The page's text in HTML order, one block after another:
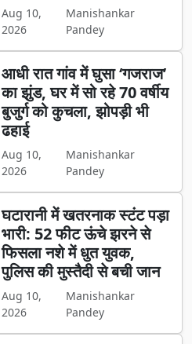
Aug 10,
2026
Manishankar
Pandey
आधी रात गांव में घुसा ‘गजराज’
का झुंड, घर में सो रहे 70 वर्षीय
बुजुर्ग को कुचला, झोपड़ी भी
ढहाई
Aug 10,
2026
Manishankar
Pandey
घटारानी में खतरनाक स्टंट पड़ा
भारी: 52 फीट ऊंचे झरने से
फिसला नशे में धुत युवक,
पुलिस की मुस्तैदी से बची जान
Aug 10,
2026
Manishankar
Pandey